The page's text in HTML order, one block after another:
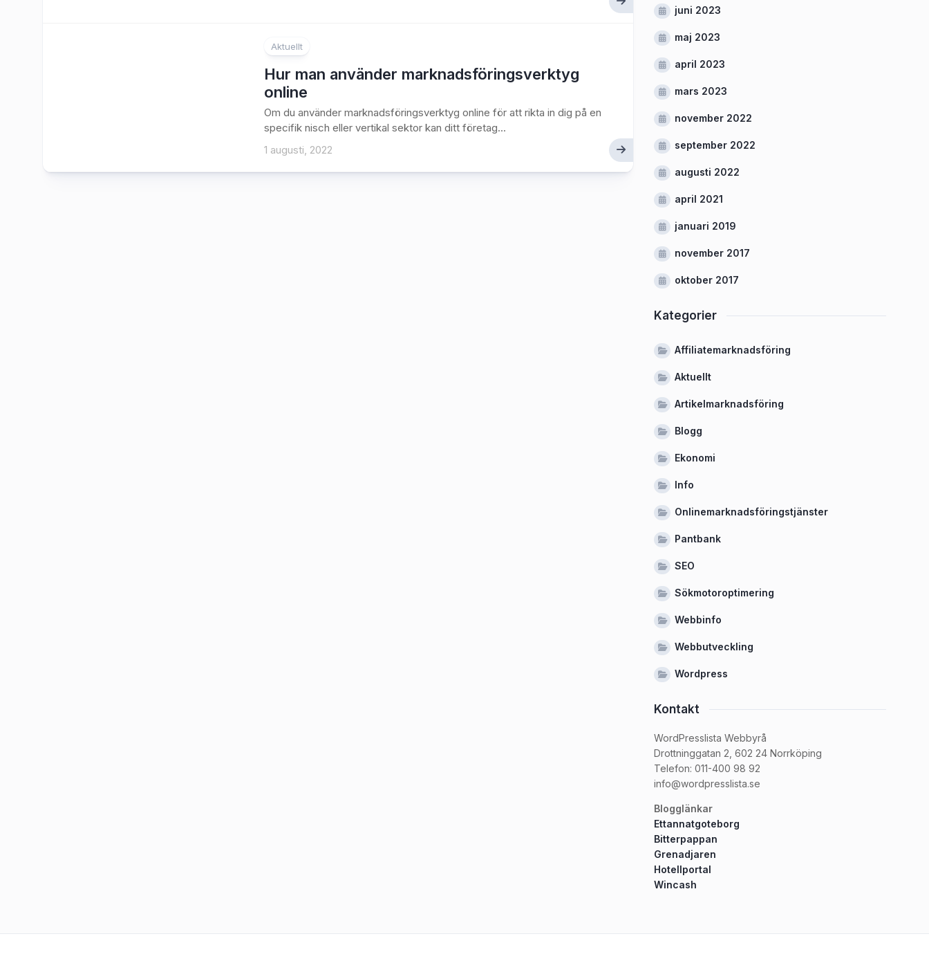
Aktuellt
Hur man använder marknadsföringsverktyg
online
Om du använder marknadsföringsverktyg online för att rikta in dig på en
specifik nisch eller vertikal sektor kan ditt företag...
1 augusti, 2022
juni 2023
maj 2023
april 2023
mars 2023
november 2022
september 2022
augusti 2022
april 2021
januari 2019
november 2017
oktober 2017
Kategorier
Affiliatemarknadsföring
Aktuellt
Artikelmarknadsföring
Blogg
Ekonomi
Info
Onlinemarknadsföringstjänster
Pantbank
SEO
Sökmotoroptimering
Webbinfo
Webbutveckling
Wordpress
Kontakt
WordPresslista Webbyrå
Drottninggatan 2, 602 24 Norrköping
Telefon: 011-400 98 92
info@wordpresslista.se
Blogglänkar
Ettannatgoteborg
Bitterpappan
Grenadjaren
Hotellportal
Wincash